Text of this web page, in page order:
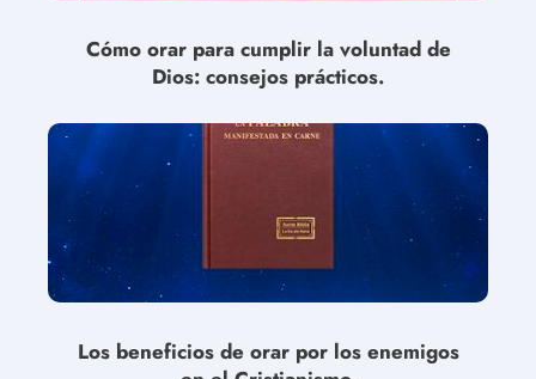
Cómo orar para cumplir la voluntad de
Dios: consejos prácticos.
Los beneficios de orar por los enemigos